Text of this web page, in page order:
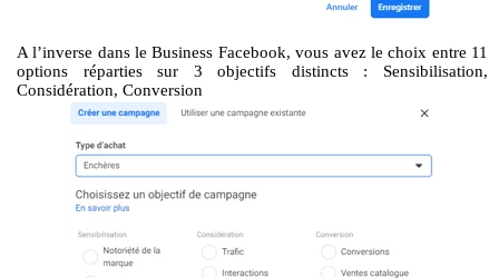
A l’inverse dans le Business Facebook, vous avez le choix entre 11
options réparties sur 3 objectifs distincts : Sensibilisation,
Considération, Conversion